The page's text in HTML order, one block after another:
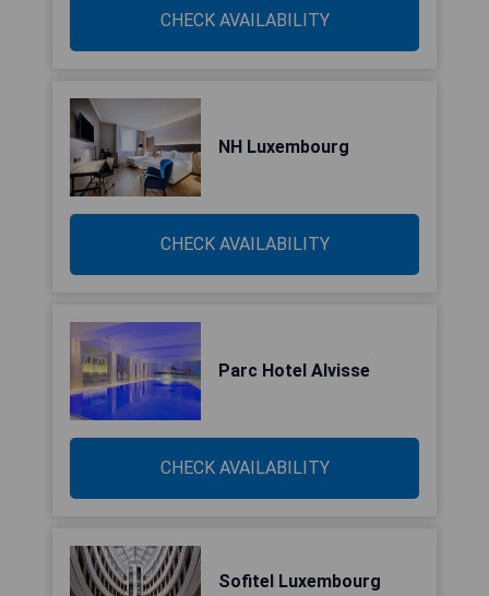
CHECK AVAILABILITY
NH Luxembourg
CHECK AVAILABILITY
Parc Hotel Alvisse
CHECK AVAILABILITY
Sofitel Luxembourg